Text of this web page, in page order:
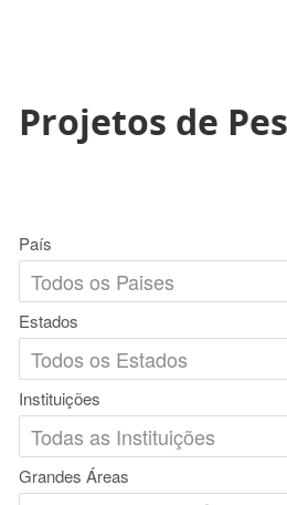
Projetos de
País
Estados
Instituições
Grandes Áreas